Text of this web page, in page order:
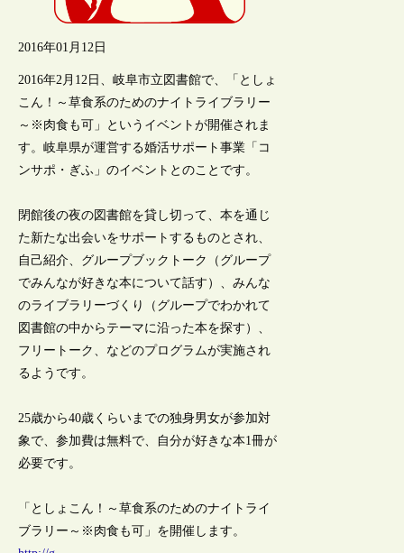
2016年01月12日
2016年2月12日、岐阜市立図書館で、「としょ
こん！～草食系のためのナイトライブラリー
～※肉食も可」というイベントが開催されま
す。岐阜県が運営する婚活サポート事業「コ
ンサポ・ぎふ」のイベントとのことです。
閉館後の夜の図書館を貸し切って、本を通じ
た新たな出会いをサポートするものとされ、
自己紹介、グループブックトーク（グループ
でみんなが好きな本について話す）、みんな
のライブラリーづくり（グループでわかれて
図書館の中からテーマに沿った本を探す）、
フリートーク、などのプログラムが実施され
るようです。
25歳から40歳くらいまでの独身男女が参加対
象で、参加費は無料で、自分が好きな本1冊が
必要です。
「としょこん！～草食系のためのナイトライ
ブラリー～※肉食も可」を開催します。